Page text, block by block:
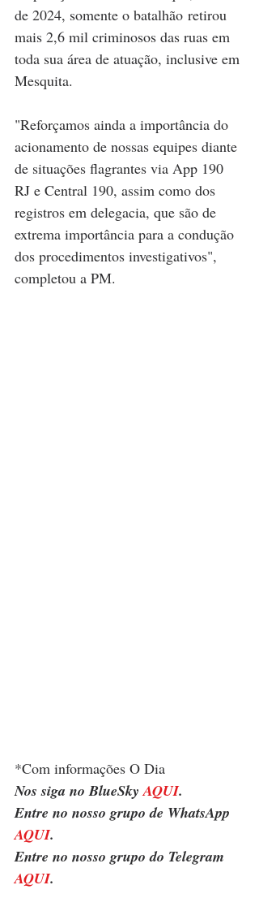
de 2024, somente o batalhão retirou
mais 2,6 mil criminosos das ruas em
toda sua área de atuação, inclusive em
Mesquita.
"Reforçamos ainda a importância do
acionamento de nossas equipes diante
de situações flagrantes via App 190
RJ e Central 190, assim como dos
registros em delegacia, que são de
extrema importância para a condução
dos procedimentos investigativos",
completou a PM.
*Com informações O Dia
Nos siga no BlueSky AQUI.
Entre no nosso grupo de WhatsApp
AQUI.
Entre no nosso grupo do Telegram
AQUI.